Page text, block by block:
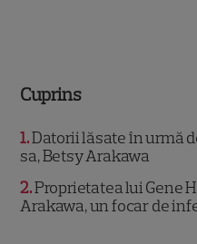
Cuprins
1 Datorii lăsate în urmă
sa, Betsy Arakawa
2 Proprietatea lui Gene
Arakawa, un focar de